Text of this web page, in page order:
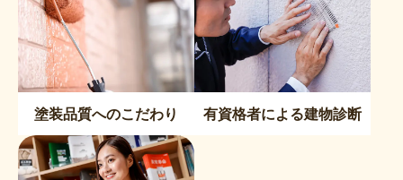
塗装品質へのこだわり 有資格者による建物診断